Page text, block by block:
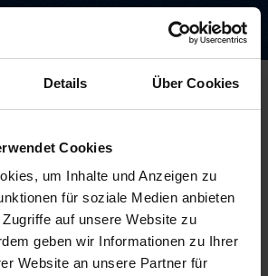
Details Über Cookies
Cookies
um Inhalte und Anzeigen zu
für soziale Medien anbieten
auf unsere Website zu
geben wir Informationen zu Ihrer
Website an unsere Partner für
is not
be broken or the page may have been